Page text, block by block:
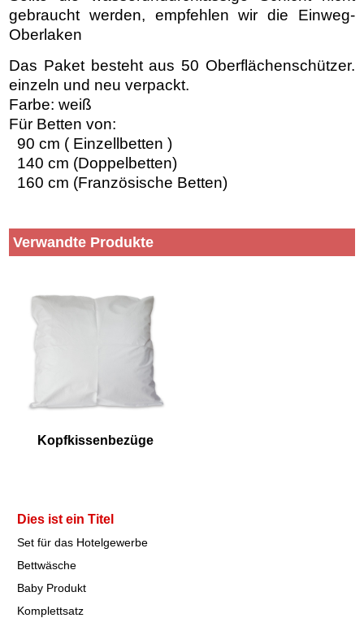
gebraucht werden, empfehlen wir die Einweg-
Oberlaken
Das Paket besteht aus 50 Oberflächenschützer.
einzeln und neu verpackt.
Farbe: weiß
Für Betten von:
90 cm ( Einzellbetten )
140 cm (Doppelbetten)
160 cm (Französische Betten)
Verwandte Produkte
Kopfkissenbezüge
Dies ist ein Titel
Set für das Hotelgewerbe
Bettwäsche
Baby Produkt
Komplettsatz